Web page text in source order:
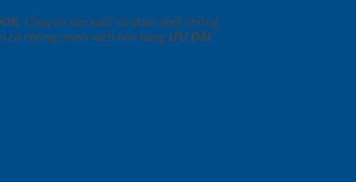
. Chuyên sản xuất và phân phối những
có những chính sách bán hàng ƯU ĐÃI